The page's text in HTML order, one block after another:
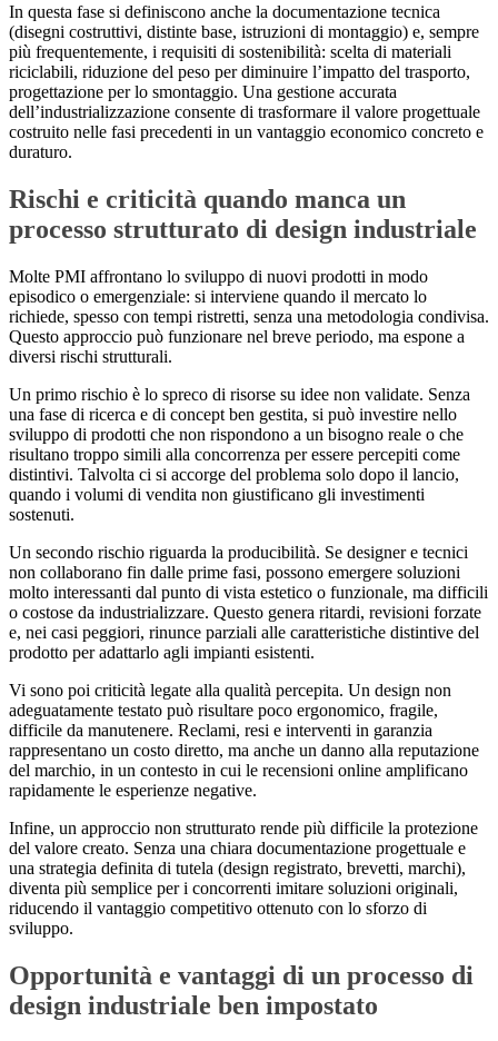
In questa fase si definiscono anche la documentazione tecnica
(disegni costruttivi, distinte base, istruzioni di montaggio) e, sempre
più frequentemente, i requisiti di sostenibilità: scelta di materiali
riciclabili, riduzione del peso per diminuire l’impatto del trasporto,
progettazione per lo smontaggio. Una gestione accurata
dell’industrializzazione consente di trasformare il valore progettuale
costruito nelle fasi precedenti in un vantaggio economico concreto e
duraturo.
Rischi e criticità quando manca un
processo strutturato di design industriale
Molte PMI affrontano lo sviluppo di nuovi prodotti in modo
episodico o emergenziale: si interviene quando il mercato lo
richiede, spesso con tempi ristretti, senza una metodologia condivisa.
Questo approccio può funzionare nel breve periodo, ma espone a
diversi rischi strutturali.
Un primo rischio è lo spreco di risorse su idee non validate. Senza
una fase di ricerca e di concept ben gestita, si può investire nello
sviluppo di prodotti che non rispondono a un bisogno reale o che
risultano troppo simili alla concorrenza per essere percepiti come
distintivi. Talvolta ci si accorge del problema solo dopo il lancio,
quando i volumi di vendita non giustificano gli investimenti
sostenuti.
Un secondo rischio riguarda la producibilità. Se designer e tecnici
non collaborano fin dalle prime fasi, possono emergere soluzioni
molto interessanti dal punto di vista estetico o funzionale, ma difficili
o costose da industrializzare. Questo genera ritardi, revisioni forzate
e, nei casi peggiori, rinunce parziali alle caratteristiche distintive del
prodotto per adattarlo agli impianti esistenti.
Vi sono poi criticità legate alla qualità percepita. Un design non
adeguatamente testato può risultare poco ergonomico, fragile,
difficile da manutenere. Reclami, resi e interventi in garanzia
rappresentano un costo diretto, ma anche un danno alla reputazione
del marchio, in un contesto in cui le recensioni online amplificano
rapidamente le esperienze negative.
Infine, un approccio non strutturato rende più difficile la protezione
del valore creato. Senza una chiara documentazione progettuale e
una strategia definita di tutela (design registrato, brevetti, marchi),
diventa più semplice per i concorrenti imitare soluzioni originali,
riducendo il vantaggio competitivo ottenuto con lo sforzo di
sviluppo.
Opportunità e vantaggi di un processo di
design industriale ben impostato